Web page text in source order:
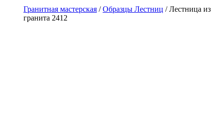
Гранитная мастерская /Образцы Лестниц /Лестница из
гранита 2412